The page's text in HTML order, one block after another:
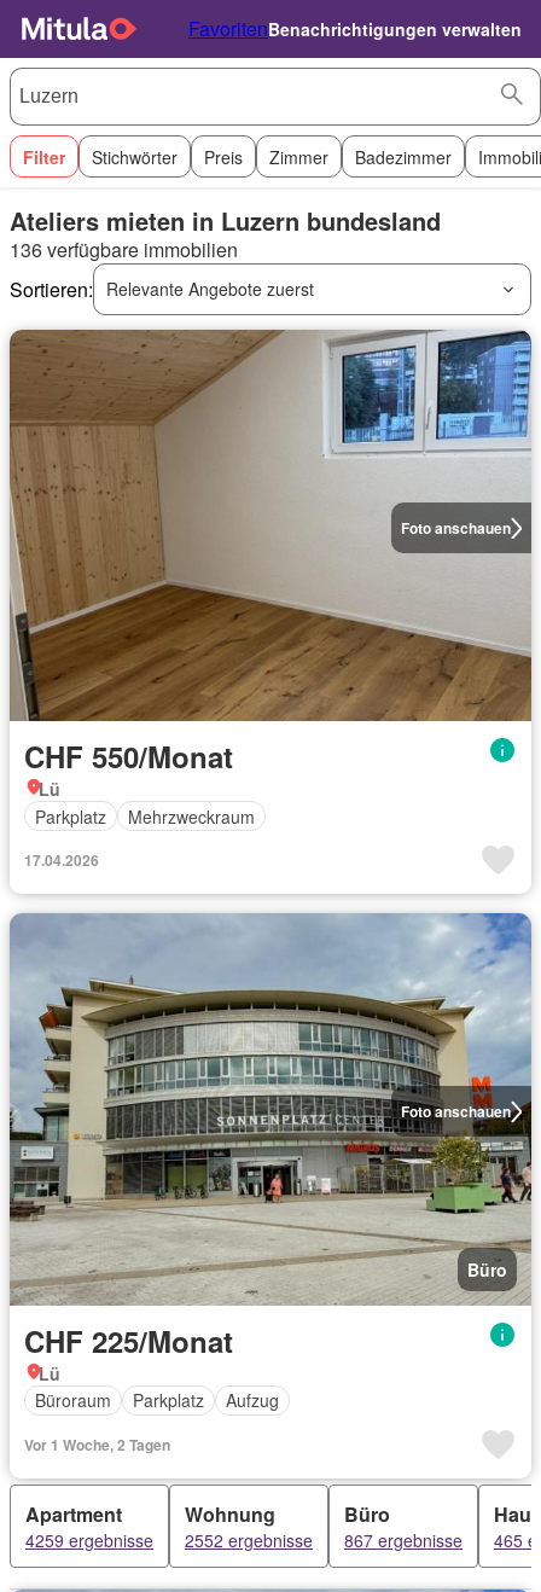
FavoritenBenachrichtigungen verwalten
Filter Stichwörter Preis Zimmer Badezimmer
Ateliers mieten in Luzern bundesland
136 verfügbare immobilien
Sortieren:
Relevante Angebote zuerst
Foto anschauen
CHF 550/Monat
Lü
Parkplatz
Mehrzweckraum
17.04.2026
Foto anschauen
Büro
CHF 225/Monat
Lü
Büroraum
Parkplatz Aufzug
Vor 1 Woche, 2 Tagen
Apartment
4259 ergebnisse
Wohnung
2552 ergebnisse
Büro
867 ergebnisse
Haus
465